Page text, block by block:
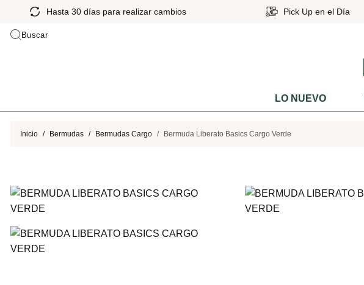
Hasta 30 días para realizar cambios Pick Up en el Día
Buscar
LO NUEVO
Inicio Bermudas Bermudas Cargo Bermuda Liberato Basics Cargo Verde